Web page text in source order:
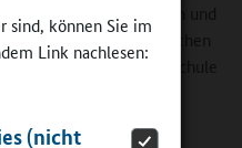
sind, können Sie im
Link nachlesen:
(nicht
Bewegungskindergarten und
gesamtgesellschaftlichen
auf den Sport in Schule
auch der Sport im